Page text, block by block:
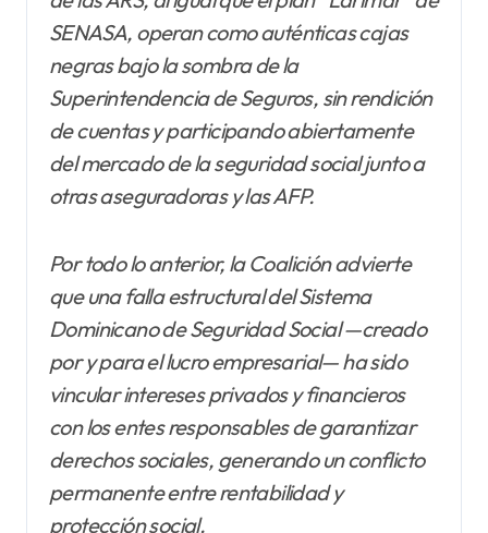
SENASA, operan como auténticas cajas
negras bajo la sombra de la
Superintendencia de Seguros, sin rendición
de cuentas y participando abiertamente
del mercado de la seguridad social junto a
otras aseguradoras y las AFP.
Por todo lo anterior, la Coalición advierte
que una falla estructural del Sistema
Dominicano de Seguridad Social —creado
por y para el lucro empresarial— ha sido
vincular intereses privados y financieros
con los entes responsables de garantizar
derechos sociales, generando un conflicto
permanente entre rentabilidad y
protección social.